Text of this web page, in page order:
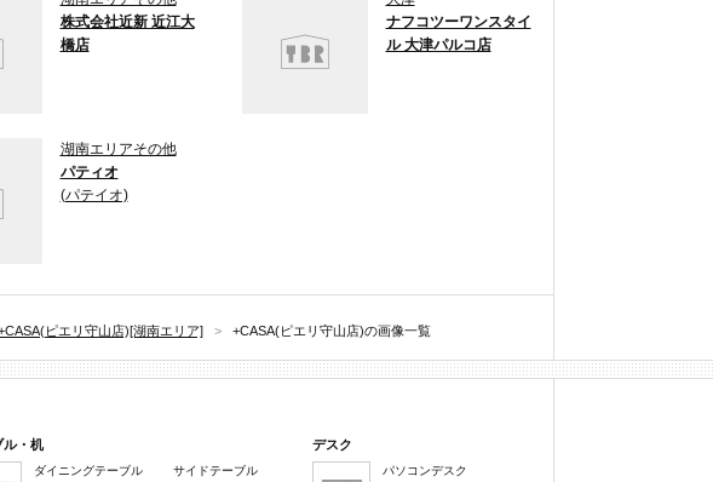
株式会社近新 近江大
橋店
ナフコツーワンスタイ
ル 大津パルコ店
湖南エリアその他
パティオ
(パテイオ)
ピエリ守山店)[湖南エリア] > +CASA(ピエリ守山店)の画像一覧
ル・机
ダイニングテーブル
サイドテーブル
デスク
パソコンデスク